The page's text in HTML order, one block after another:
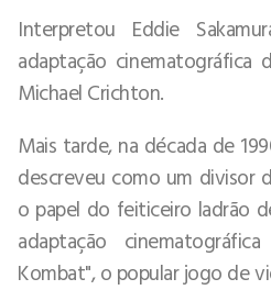
Interpretou Eddie
adaptação cinematográfica
Michael Crichton.
Mais tarde, na década de
descreveu como um divisor
o papel do feiticeiro ladrão
adaptação
Kombat", o popular jogo de